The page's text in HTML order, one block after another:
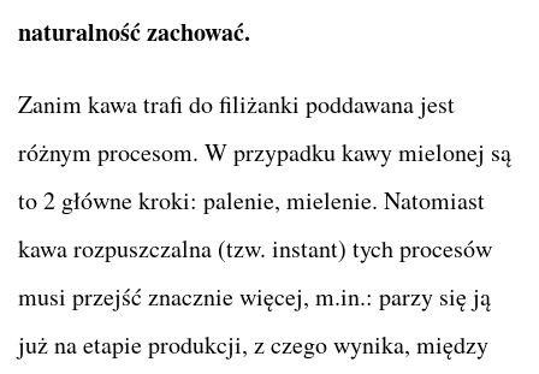
naturalność zachować.
Zanim kawa trafi do filiżanki poddawana jest
różnym procesom. W przypadku kawy mielonej są
to 2 główne kroki: palenie, mielenie. Natomiast
kawa rozpuszczalna (tzw. instant) tych procesów
musi przejść znacznie więcej, m.in.: parzy się ją
już na etapie produkcji, z czego wynika, między